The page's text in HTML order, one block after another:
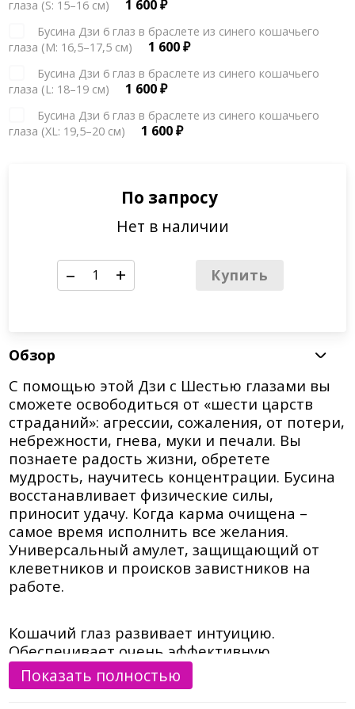
глаза (S: 15–16 см)
1 600₽
Бусина Дзи 6 глаз в браслете из синего кошачьего
глаза (М: 16,5–17,5 см)
1 600₽
Бусина Дзи 6 глаз в браслете из синего кошачьего
глаза (L: 18–19 см)
1 600₽
Бусина Дзи 6 глаз в браслете из синего кошачьего
глаза (XL: 19,5–20 см)
1 600₽
По запросу
Нет в наличии
– + Купить
Обзор
С помощью этой Дзи с Шестью глазами вы
сможете освободиться от «шести царств
страданий»: агрессии, сожаления, от потери,
небрежности, гнева, муки и печали. Вы
познаете радость жизни, обретете
мудрость, научитесь концентрации. Бусина
восстанавливает физические силы,
приносит удачу. Когда карма очищена –
самое время исполнить все желания.
Универсальный амулет, защищающий от
клеветников и происков завистников на
работе.
Кошачий глаз развивает интуицию.
Обеспечивает очень эффективную
защитную энергию. Он усиливает удачу,
превращает негативные мысли в
Показать полностью